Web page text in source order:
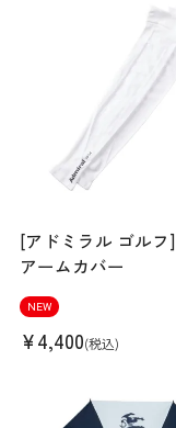
[アドミラル ゴルフ]
アームカバー
NEW
¥4,400 税込